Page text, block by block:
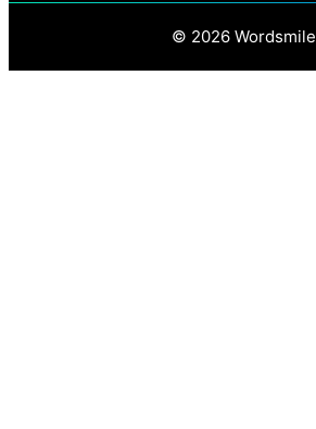
© 2026 Wordsmile